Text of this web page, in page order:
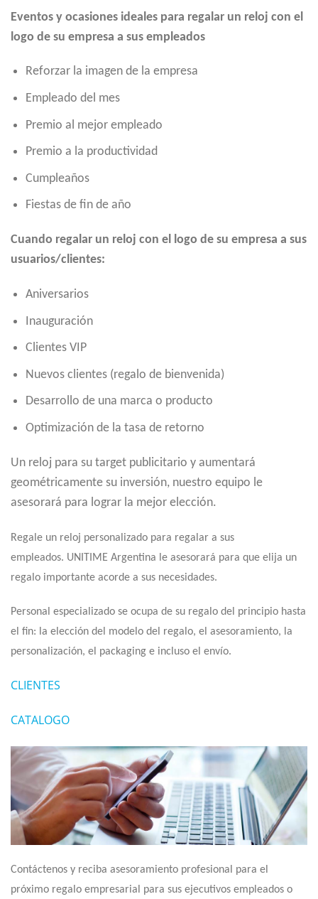
Eventos y ocasiones ideales para regalar un reloj con el
logo de su empresa a sus empleados
Reforzar la imagen de la empresa
Empleado del mes
Premio al mejor empleado
Premio a la productividad
Cumpleaños
Fiestas de fin de año
Cuando regalar un reloj con el logo de su empresa a sus
usuarios/clientes:
Aniversarios
Inauguración
Clientes VIP
Nuevos clientes (regalo de bienvenida)
Desarrollo de una marca o producto
Optimización de la tasa de retorno
Un reloj para su target publicitario y aumentará
geométricamente su inversión, nuestro equipo le
asesorará para lograr la mejor elección.
Regale un reloj personalizado para regalar a sus
empleados. UNITIME Argentina le asesorará para que elija un
regalo importante acorde a sus necesidades.
Personal especializado se ocupa de su regalo del principio hasta
el fin: la elección del modelo del regalo, el asesoramiento, la
personalización, el packaging e incluso el envío.
CLIENTES
CATALOGO
Contáctenos y reciba asesoramiento profesional para el
próximo regalo empresarial para sus ejecutivos empleados o